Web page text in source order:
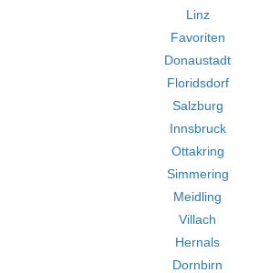
Linz
Favoriten
Donaustadt
Floridsdorf
Salzburg
Innsbruck
Ottakring
Simmering
Meidling
Villach
Hernals
Dornbirn